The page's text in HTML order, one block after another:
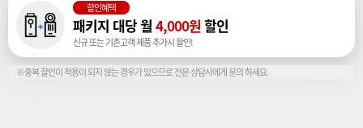
할인혜택
패키지 대당 월 4,000원 할인
신규 또는 기존고객 제품 추가시 할인!
※중복 할인이 적용이 되지 않는 경우가 있으므로 전문 상담사에게 문의 하세요.